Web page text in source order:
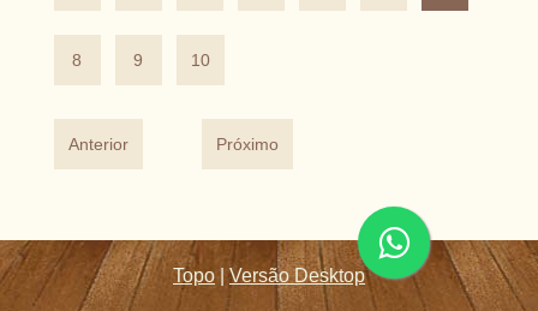
8 9 10
Anterior Próximo
Topo |Versão Desktop